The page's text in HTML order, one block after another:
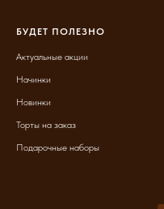
БУДЕТ ПОЛЕЗНО
Актуальные акции
Начинки
Новинки
Торты на заказ
Подарочные наборы